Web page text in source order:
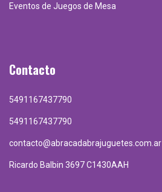
Eventos de Juegos de Mesa
Contacto
5491167437790
5491167437790
contacto@abracadabrajuguetes.com.ar
Ricardo Balbin 3697 C1430AAH